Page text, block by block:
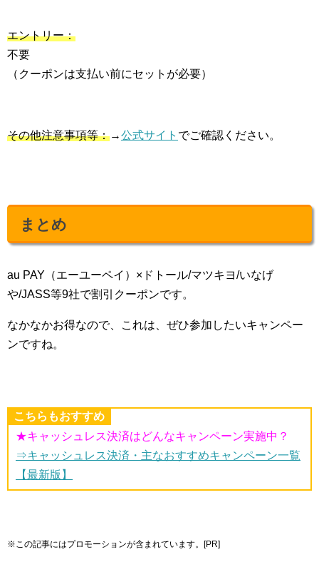
エントリー：
不要
（クーポンは支払い前にセットが必要）
その他注意事項等：→公式サイト でご確認ください。
まとめ
au PAY（エーユーペイ）×ドトール/マツキヨ/いなげ
や/JASS等9社で割引クーポンです。
なかなかお得なので、これは、ぜひ参加したいキャンペー
ンですね。
こちらもおすすめ
★キャッシュレス決済はどんなキャンペーン実施中？
⇒キャッシュレス決済・主なおすすめキャンペーン一覧
【最新版】
※この記事にはプロモーションが含まれています。[PR]